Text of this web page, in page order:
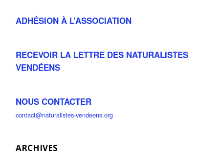
ADHÉSION À L’ASSOCIATION
RECEVOIR LA LETTRE DES NATURALISTES
VENDÉENS
NOUS CONTACTER
contact@naturalistes-vendeens.org
ARCHIVES